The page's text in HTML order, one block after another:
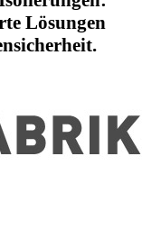
Lösungen